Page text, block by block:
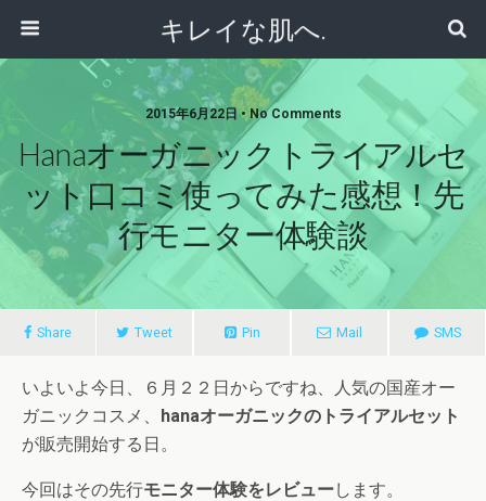
キレイな肌へ.
2015年6月22日 • No Comments
Hanaオーガニックトライアルセ
ット口コミ使ってみた感想！先
行モニター体験談
Share Tweet Pin Mail SMS
いよいよ今日、６月２２日からですね、人気の国産オー
ガニックコスメ、 hanaオーガニックのトライアルセット
が販売開始する日。
今回はその先行モニター体験をレビューします。